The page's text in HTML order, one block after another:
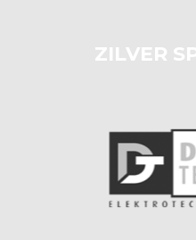
ZILVER